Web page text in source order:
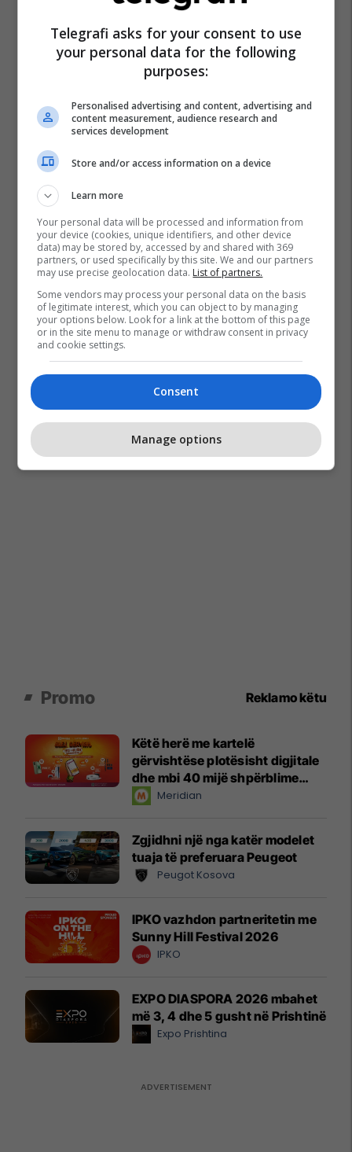
Chatgpt Openai
Promo Reklamo këtu
Këtë herë me kartelë
gërvishtëse plotësisht digjitale
dhe mbi 40 mijë shpërblime
instant!Meridian
Zgjidhni një nga katër modelet
tuaja të preferuara Peugeot
Peugot Kosova
IPKO vazhdon partneritetin me
Sunny Hill Festival 2026
IPKO
EXPO DIASPORA 2026 mbahet
më 3, 4 dhe 5 gusht në Prishtinë
Expo Prishtina
Telegrafi asks for your consent to use
your personal data for the following
purposes:
Personalised advertising and content, advertising and
content measurement, audience research and
services development
Store and/or access information on a device
Learn more
Your personal data will be processed and information from
your device (cookies, unique identifiers, and other device
data) may be stored by, accessed by and shared with 369
partners, or used specifically by this site. We and our partners
may use precise geolocation data. List of partners.
Some vendors may process your personal data on the basis
of legitimate interest, which you can object to by managing
your options below. Look for a link at the bottom of this page
or in the site menu to manage or withdraw consent in privacy
and cookie settings.
Consent
Manage options